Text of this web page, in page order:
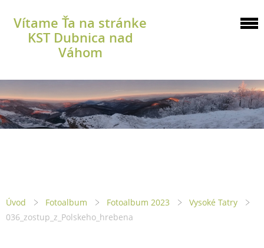
Vítame Ťa na stránke
KST Dubnica nad
Váhom
Úvod Fotoalbum Fotoalbum 2023
Vysoké Tatry
036_zostup_z_Polskeho_hrebena